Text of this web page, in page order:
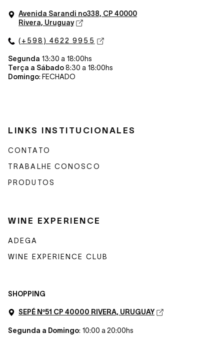
Avenida Sarandi no338, CP 40000
Rivera, Uruguay
(+598) 4622 9955
Segunda 13:30 a 18:00hs
Terça a Sábado8:30 a 18:00hs
Domingo: FECHADO
LINKS INSTITUCIONALES
CONTATO
TRABALHE CONOSCO
PRODUTOS
WINE EXPERIENCE
ADEGA
WINE EXPERIENCE CLUB
SHOPPING
SEPÉ Nº51 CP 40000 RIVERA, URUGUAY
Segunda a Domingo: 10:00 a 20:00hs